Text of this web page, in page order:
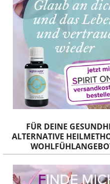
FÜR DEINE
ALTERNATIVE